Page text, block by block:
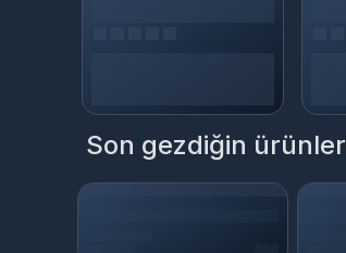
Son gezdiğin ürünler